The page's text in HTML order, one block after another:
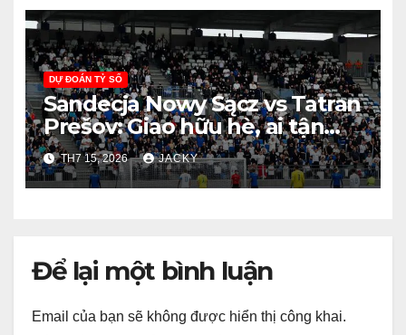
DỰ ĐOÁN TỶ SỐ
Sandecja Nowy Sącz vs Tatran
Prešov: Giao hữu hè, ai tận
dụng tốt hơn?
TH7 15, 2026 JACKY
Để lại một bình luận
Email của bạn sẽ không được hiển thị công khai.